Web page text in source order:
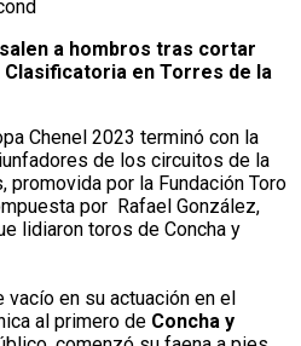
a hombros tras cortar
Clasificatoria en Torres de la
Chenel 2023 terminó con la
de los circuitos de la
promovida por la Fundación Toro
por Rafael González,
lidiaron toros de Concha y
vacío en su actuación en el
al primero de Concha y